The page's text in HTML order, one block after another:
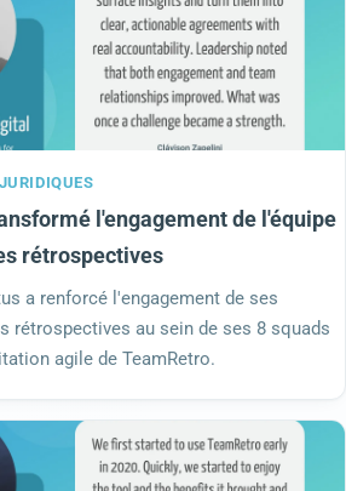
l'engagement de l'équipe
rétrospectives
a renforcé l'engagement de ses
rétrospectives au sein de ses 8 squads
agile de TeamRetro.